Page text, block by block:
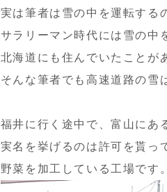
実は筆者は雪の中を運転する
サラリーマン時代には雪の中
北海道にも住んでいたことが
そんな筆者でも高速道路の雪
福井に行く途中で、富山にあ
実名を挙げるのは許可を貰っ
野菜を加工している工場です。